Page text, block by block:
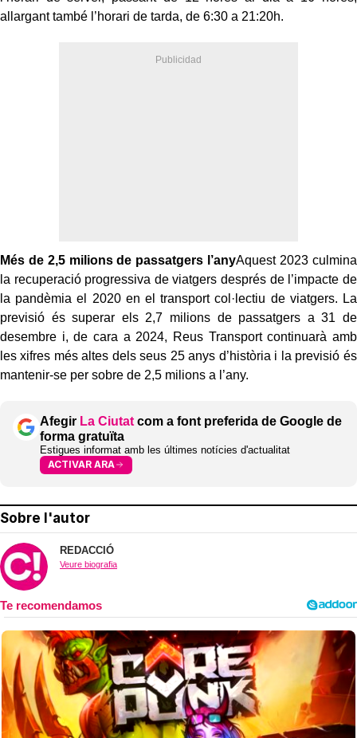
allargant també l’horari de tarda, de 6:30 a 21:20h.
Més de 2,5 milions de passatgers l’anyAquest 2023 culmina
la recuperació progressiva de viatgers després de l’impacte de
la pandèmia el 2020 en el transport col·lectiu de viatgers. La
previsió és superar els 2,7 milions de passatgers a 31 de
desembre i, de cara a 2024, Reus Transport continuarà amb
les xifres més altes dels seus 25 anys d’història i la previsió és
mantenir-se per sobre de 2,5 milions a l’any.
Afegir La Ciutat com a font preferida de Google de
forma gratuïta
Estigues informat amb les últimes notícies d'actualitat
ACTIVAR ARA
Sobre l'autor
REDACCIÓ
Veure biografia